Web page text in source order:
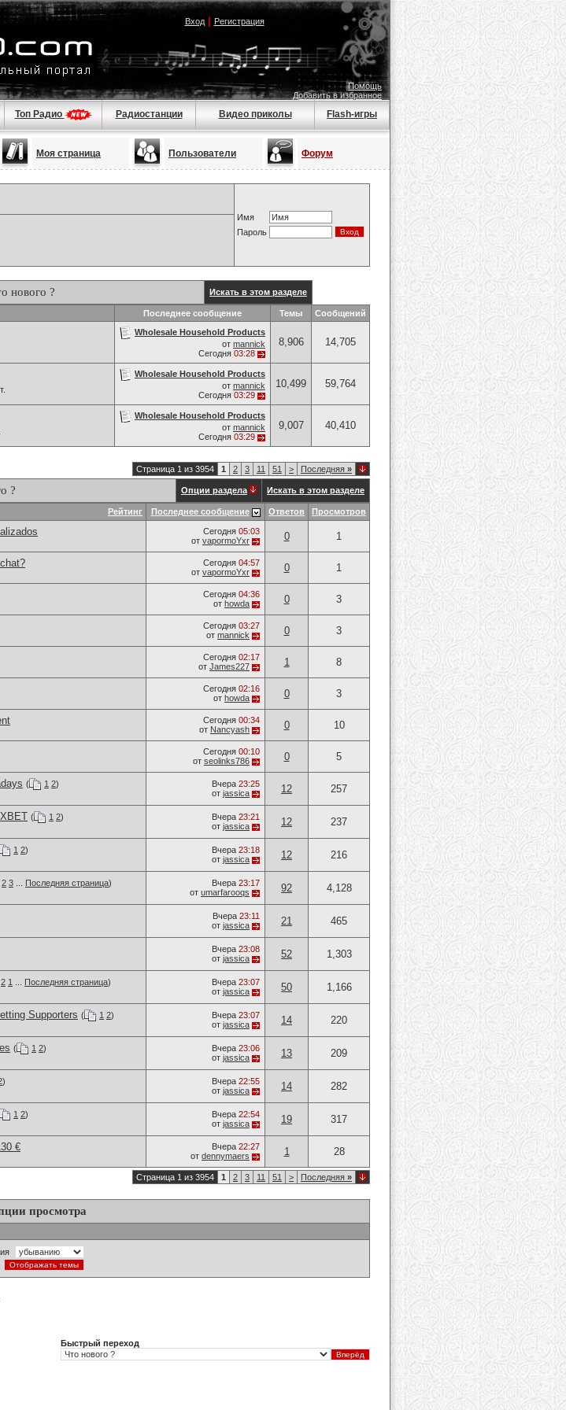
Вход| Регистрация
Помощь
Добавить в избранное
Топ Радио Радиостанции Видео приколы Flash-игры
Моя страница Пользователи Форум
Имя
Пароль
нового ? Искать в этом разделе
Последнее сообщение Темы Сообщений
Wholesale Household Products
от mannick
Сегодня 03:28
8,906 14,705
Wholesale Household Products
от mannick
Сегодня 03:29
10,499 59,764
Wholesale Household Products
от mannick
Сегодня 03:29
9,007 40,410
Страница 1 из 3954 1 2 3 11 51 > Последняя »
? Опции раздела Искать в этом разделе
Рейтинг Последнее сообщение Ответов Просмотров
Сегодня 05:03
от vapormoYxr 0 1
Сегодня 04:57
от vapormoYxr 0 1
Сегодня 04:36
от howda 0 3
Сегодня 03:27
от mannick 0 3
Сегодня 02:17
от James227 1 8
Сегодня 02:16
от howda 0 3
Сегодня 00:34
от Nancyash 0 10
Сегодня 00:10
от seolinks786 0 5
( 1 2)
Вчера 23:25
от jassica 12 257
( 1 2)
Вчера 23:21
от jassica 12 237
1 2)
Вчера 23:18
от jassica 12 216
2 3 Последняя страница)
Вчера 23:17
от umarfarooqs 92 4,128
Вчера 23:11
от jassica 21 465
Вчера 23:08
от jassica 52 1,303
1
2 Последняя страница)
Вчера 23:07
от jassica 50 1,166
Supporters ( 1 2)
Вчера 23:07
от jassica 14 220
( 1 2)
Вчера 23:06
от jassica 13 209
)
Вчера 22:55
от jassica 14 282
1 2)
Вчера 22:54
от jassica 19 317
€ Вчера 22:27
от dennymaers 1 28
Страница 1 из 3954 1 2 3 11 51 > Последняя »
просмотра
Быстрый переход